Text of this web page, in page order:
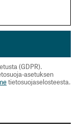
(GDPR).
asetuksen
tietosuojaselosteesta.